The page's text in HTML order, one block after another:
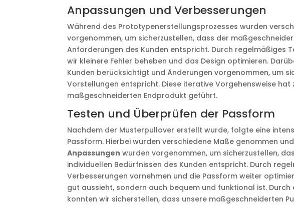
Anpassungen und Verbesserungen
Während des Prototypenerstellungsprozesses wurden
vorgenommen, um sicherzustellen, dass der
Anforderungen des Kunden entspricht. Durch regelmäßiges
wir kleinere Fehler beheben und das Design optimieren.
Kunden berücksichtigt und Änderungen vorgenommen, um
Vorstellungen entspricht. Diese iterative Vorgehensweise hat
maßgeschneiderten Endprodukt geführt.
Testen und Überprüfen der Passform
Nachdem der Musterpullover erstellt wurde, folgte eine
Passform. Hierbei wurden verschiedene Maße genommen
Anpassungen wurden vorgenommen, um sicherzustellen,
individuellen Bedürfnissen des Kunden entspricht. Durch
Verbesserungen vornehmen und die Passform weiter
gut aussieht, sondern auch bequem und funktional ist. Durch
konnten wir sicherstellen, dass unsere maßgeschneiderten